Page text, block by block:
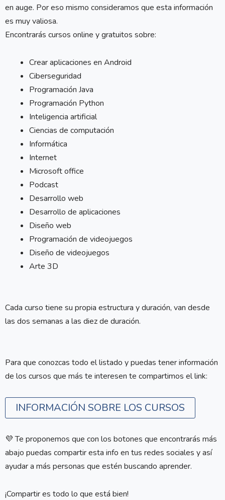
en auge. Por eso mismo consideramos que esta información
es muy valiosa.
Encontrarás cursos online y gratuitos sobre:
Crear aplicaciones en Android
Ciberseguridad
Programación Java
Programación Python
Inteligencia artificial
Ciencias de computación
Informática
Internet
Microsoft office
Podcast
Desarrollo web
Desarrollo de aplicaciones
Diseño web
Programación de videojuegos
Diseño de videojuegos
Arte 3D
Cada curso tiene su propia estructura y duración, van desde
las dos semanas a las diez de duración.
Para que conozcas todo el listado y puedas tener información
de los cursos que más te interesen te compartimos el link:
INFORMACIÓN SOBRE LOS CURSOS
💜 Te proponemos que con los botones que encontrarás más
abajo puedas compartir esta info en tus redes sociales y así
ayudar a más personas que estén buscando aprender.
¡Compartir es todo lo que está bien!